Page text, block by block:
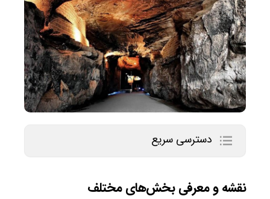
دسترسی سریع
نقشه و معرفی بخش‌های مختلف